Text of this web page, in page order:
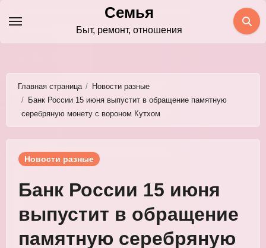
содержимому
Семья
Быт, ремонт, отношения
Главная страница
Новости разные
Банк России 15 июня выпустит в обращение памятную
серебряную монету с вороном Кутхом
Новости разные
Банк России 15 июня
выпустит в обращение
памятную серебряную